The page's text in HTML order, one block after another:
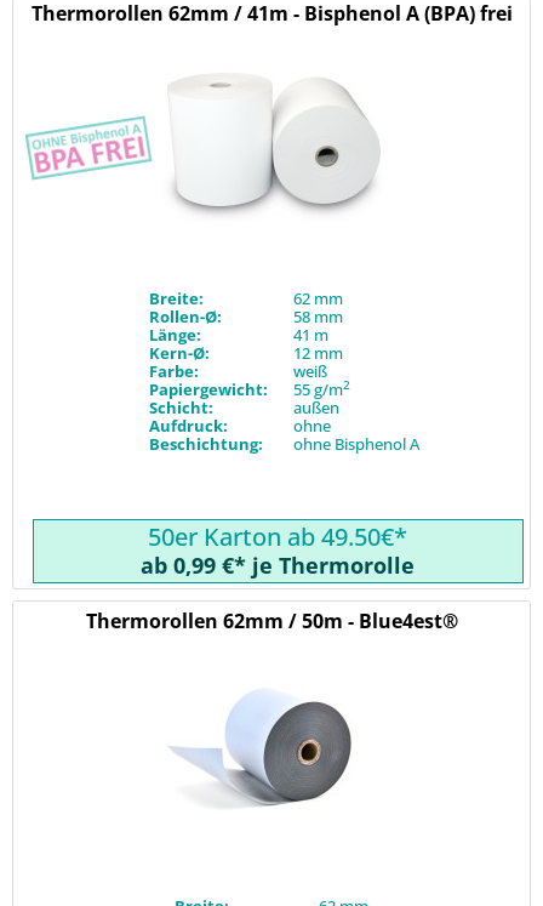
Thermorollen 62mm / 41m - Bisphenol A (BPA) frei
Breite:
62 mm
Rollen-Ø:
58 mm
Länge:
41 m
Kern-Ø:
12 mm
Farbe:
weiß
Papiergewicht:
55 g/m2
Schicht:
außen
Aufdruck:
ohne
Beschichtung:
ohne Bisphenol A
50er Karton ab 49.50€*
ab 0,99 €* je Thermorolle
Thermorollen 62mm / 50m - Blue4est®